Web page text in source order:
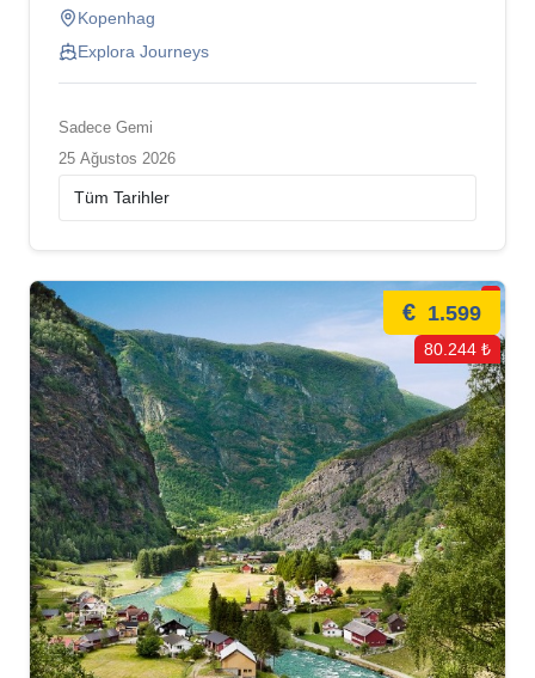
Kopenhag
Explora Journeys
Sadece Gemi
25 Ağustos 2026
€ 1.599
80.244 ₺